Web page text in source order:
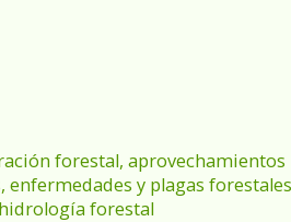
forestal, aprovechamientos
y plagas
forestal